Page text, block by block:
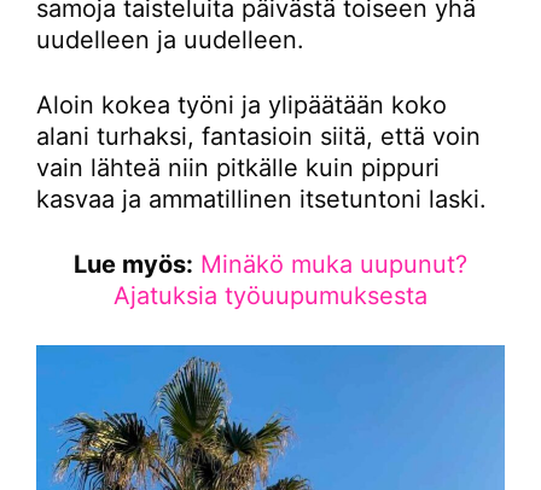
samoja taisteluita päivästä toiseen yhä
uudelleen ja uudelleen.
Aloin kokea työni ja ylipäätään koko
alani turhaksi, fantasioin siitä, että voin
vain lähteä niin pitkälle kuin pippuri
kasvaa ja ammatillinen itsetuntoni laski.
Lue myös: Minäkö muka uupunut?
Ajatuksia työuupumuksesta